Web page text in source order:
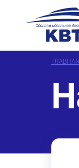
ГЛАВНАЯ